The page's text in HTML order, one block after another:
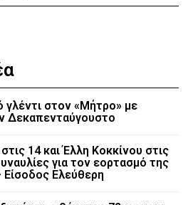
γλέντι στον «Μήτρο» με
Δεκαπενταύγουστο
14 και Έλλη Κοκκίνου στις
για τον εορτασμό της
Ελεύθερη